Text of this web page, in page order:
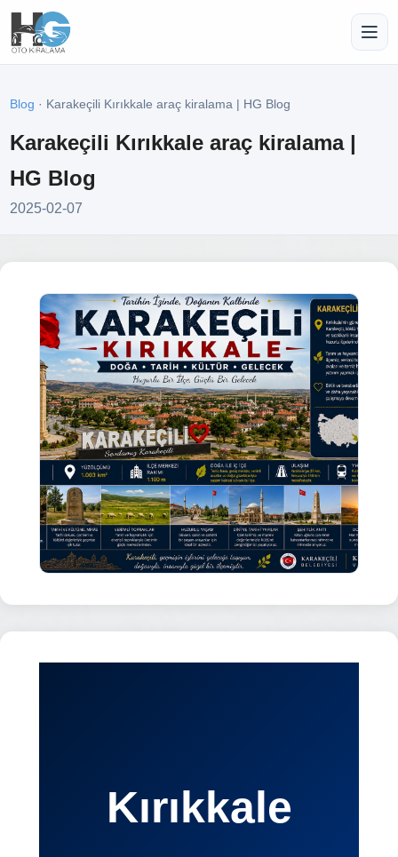
Blog · Karakeçili Kırıkkale araç kiralama | HG Blog
Karakeçili Kırıkkale araç kiralama |
HG Blog
2025-02-07
Kırıkkale